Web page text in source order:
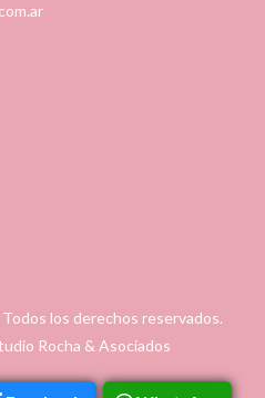
Todos los derechos reservados.
Rocha & Asociados